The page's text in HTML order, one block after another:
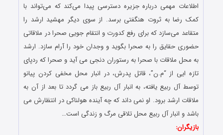
اطلاعات مهمی درباره جزیره دسترسی پیدا می‌کند که می‌تواند با
کمک رضا به ثروت هنگفتی برسد. از سوی دیگر مهشید ارشد را
متقاعد می‌سازد که برای رفع کدورت و انتقام جویی صحرا در ملاقاتی
حضوری حقایق را به صحرا بگوید و وجدان خود را آرام سازد. ارشد
به محل ملاقات با صحرا به رستوران دنجی می آید و صحرا که ردپای
تازه ایی از “م.ن”، قاتل پدرش، در انبار محل مخفی کردن پیانو
توسط آل ربیع یافته، به انبار آل ربیع باز می گردد تا بعد از آن به
ملاقات ارشد برود. او نمی داند که چه آینده هولناکی در انتظارش می
باشد و انبار آل ربیع محل تلاقی مرگ و زندگی است…
بازیگران: